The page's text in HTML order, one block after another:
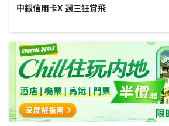
中銀信用卡X 週三狂賞飛